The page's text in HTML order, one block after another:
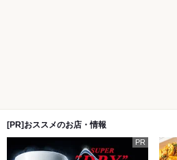
[PR]おススメのお店・情報
PR